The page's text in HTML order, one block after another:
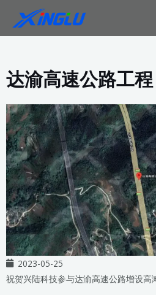
内
达渝高速公路工程
2023-05-25
祝贺兴陆科技参与达渝高速公路增设高